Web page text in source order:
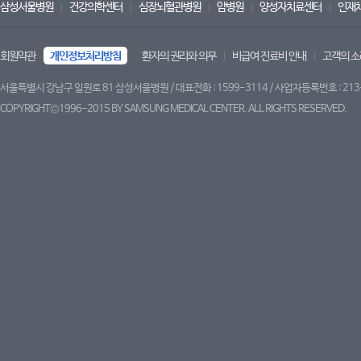
삼성서울병원 건강의학센터 심장뇌혈관병원 암병원 양성자치료센터 인재
회원약관 개인정보처리방침 환자의 권리와 의무 비급여 진료비 안내 고객의
서울특별시 강남구 일원로 81 삼성서울병원 / 대표전화 : 1599-3114 / 사업자등록번호 :
COPYRIGHT©1996-2015 BY SAMSUNG MEDICAL CENTER. ALL RIGHTS RESERVED.